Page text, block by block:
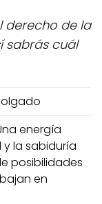
derecho de la
sabrás cuál
energía
la sabiduría
posibilidades
en